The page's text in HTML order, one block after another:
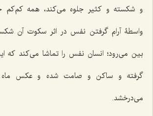
و شکسته و کثیر جلوه می‌کند، همه کم‌کم
واسطۀ آرام گرفتن نفس در اثر سکوت آن
بین می‌رود؛ انسان نفس را تماشا می‌کند که
گرفته و ساکن و صامت شده و عکس ماه
می‌درخشد.